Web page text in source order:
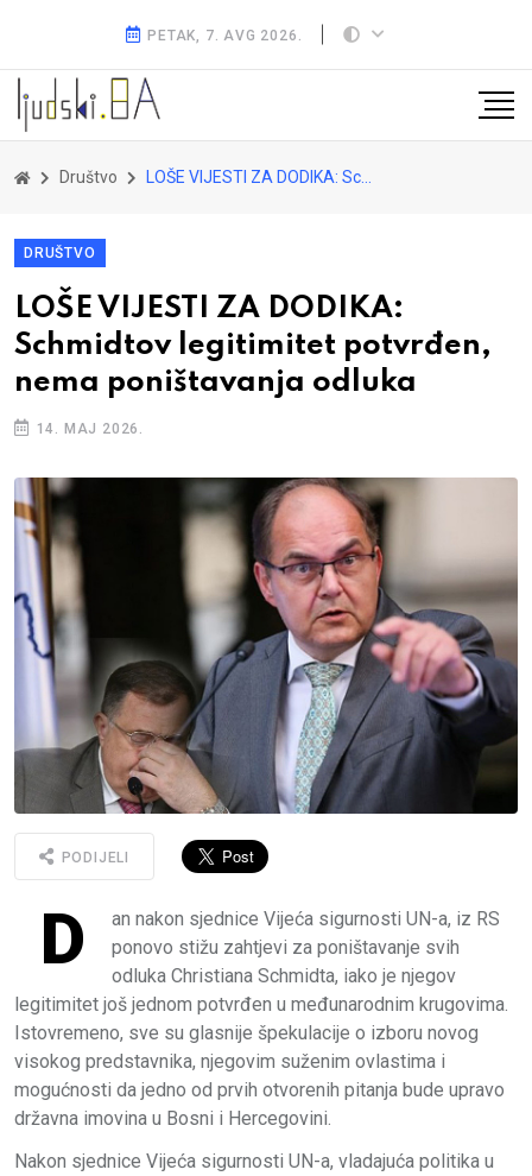
PETAK, 7. AVG 2026.
Društvo LOŠE VIJESTI ZA DODIKA: Schmidtov legitimitet potvrđen, nema poništavanja odluka
DRUŠTVO
LOŠE VIJESTI ZA DODIKA:
Schmidtov legitimitet potvrđen,
nema poništavanja odluka
14. MAJ 2026.
PODIJELI
D
an nakon sjednice Vijeća sigurnosti UN-a, iz RS
ponovo stižu zahtjevi za poništavanje svih
odluka Christiana Schmidta, iako je njegov
legitimitet još jednom potvrđen u međunarodnim krugovima.
Istovremeno, sve su glasnije špekulacije o izboru novog
visokog predstavnika, njegovim suženim ovlastima i
mogućnosti da jedno od prvih otvorenih pitanja bude upravo
državna imovina u Bosni i Hercegovini.
Nakon sjednice Vijeća sigurnosti UN-a, vladajuća politika u